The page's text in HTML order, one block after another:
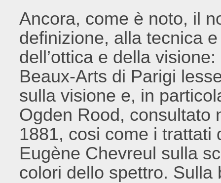
Ancora, come è noto, il
definizione, alla tecnica
dell’ottica e della
Beaux-Arts di Parigi
sulla visione e, in
Ogden Rood, consultato
1881, cosi come i trattati
Eugène Chevreul sulla
colori dello spettro.